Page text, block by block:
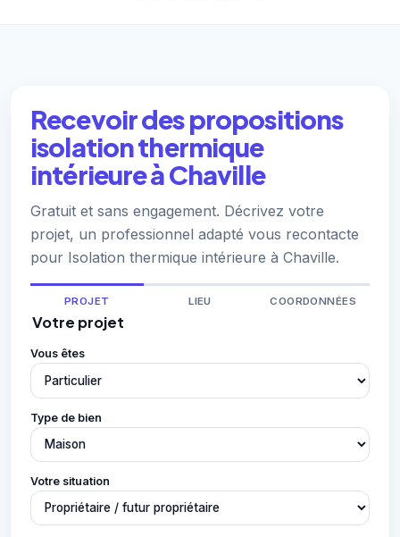
Recevoir des propositions
isolation thermique
intérieure à Chaville
Gratuit et sans engagement. Décrivez votre
projet, un professionnel adapté vous recontacte
pour Isolation thermique intérieure à Chaville.
PROJET LIEU COORDONNÉES
Votre projet
Vous êtes
Type de bien
Votre situation